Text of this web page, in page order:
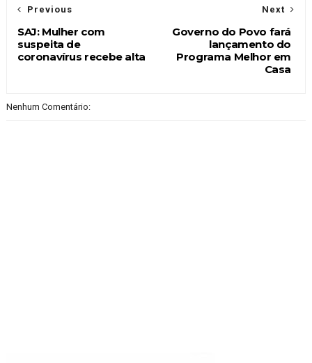
Next
Governo do Povo fará
lançamento do
Programa Melhor em
Casa
Previous
SAJ: Mulher com
suspeita de
coronavírus recebe alta
Nenhum Comentário: